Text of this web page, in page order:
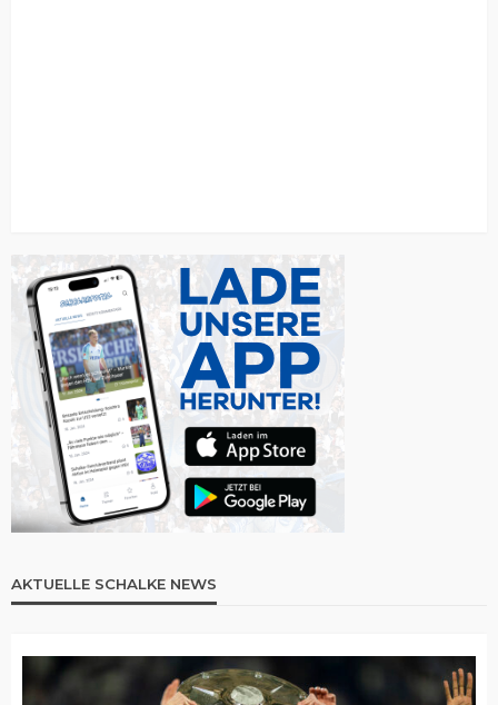
AKTUELLE SCHALKE NEWS